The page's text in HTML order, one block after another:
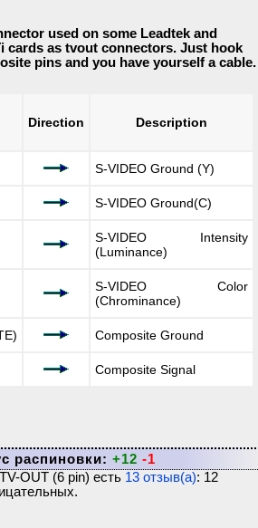
used on some Leadtek and
cards as tvout connectors. Just hook
pins and you have yourself a cable.
Direction Description
S-VIDEO Ground (Y)
S-VIDEO Ground(C)
S-VIDEO Intensity
(Luminance)
S-VIDEO Color
(Chrominance)
Composite Ground
Composite Signal
распиновки: +12 -1
OUT (6 pin) есть 13 отзыв(а): 12